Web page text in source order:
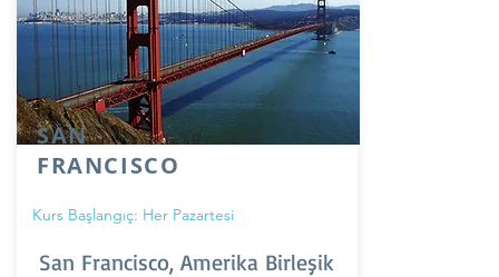
SAN
FRANCISCO
Kurs Başlangıç: Her Pazartesi
San Francisco, Amerika Birleşik